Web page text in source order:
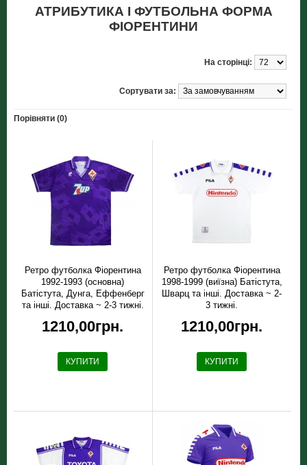
АТРИБУТИКА І ФУТБОЛЬНА ФОРМА
ФІОРЕНТИНИ
На сторінці:
Сортувати за:
Порівняти (0)
Ретро футболка Фiорентина
1992-1993 (основна)
Батістута, Дунга, Еффенберг
та інші. Доставка ~ 2-3 тижні.
1210,00грн.
КУПИТИ
Ретро футболка Фiорентина
1998-1999 (виїзна) Батістута,
Шварц та інші. Доставка ~ 2-
3 тижні.
1210,00грн.
КУПИТИ